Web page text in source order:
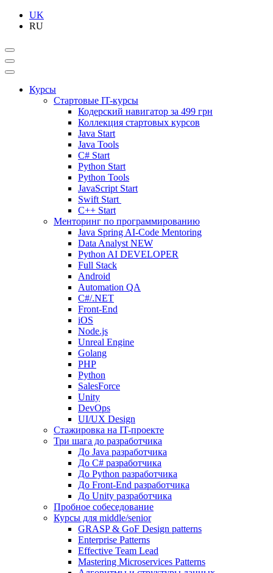
UK
RU
Курсы
Стартовые IT-курсы
Кодерский навигатор за 499 грн
Коллекция стартовых курсов
Java Start
Java Tools
C# Start
Python Start
Python Tools
JavaScript Start
Swift Start
C++ Start
Менторинг по программированию
Java Spring AI-Code Mentoring
Data Analyst NEW
Python AI DEVELOPER
Full Stack
Android
Automation QA
C#/.NET
Front-End
iOS
Node.js
Unreal Engine
Golang
PHP
Python
SalesForce
Unity
DevOps
UI/UX Design
Стажировка на IT-проекте
Три шага до разработчика
До Java разработчика
До C# разработчика
До Python разработчика
До Front-End разработчика
До Unity разработчика
Пробное собеседование
Курсы для middle/senior
GRASP & GoF Design patterns
Enterprise Patterns
Effective Team Lead
Mastering Microservices Patterns